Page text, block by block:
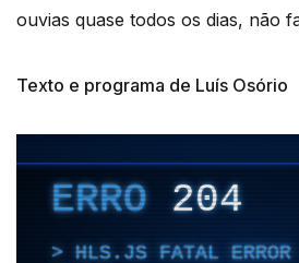
ouvias quase todos os dias, não
Texto e programa de Luís Osório